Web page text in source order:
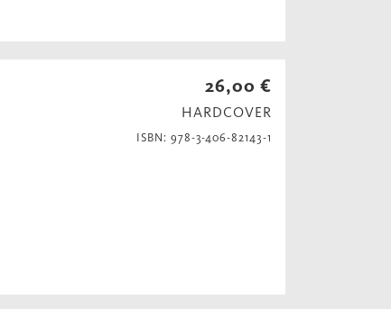
26,00 €
HARDCOVER
ISBN: 978-3-406-82143-1